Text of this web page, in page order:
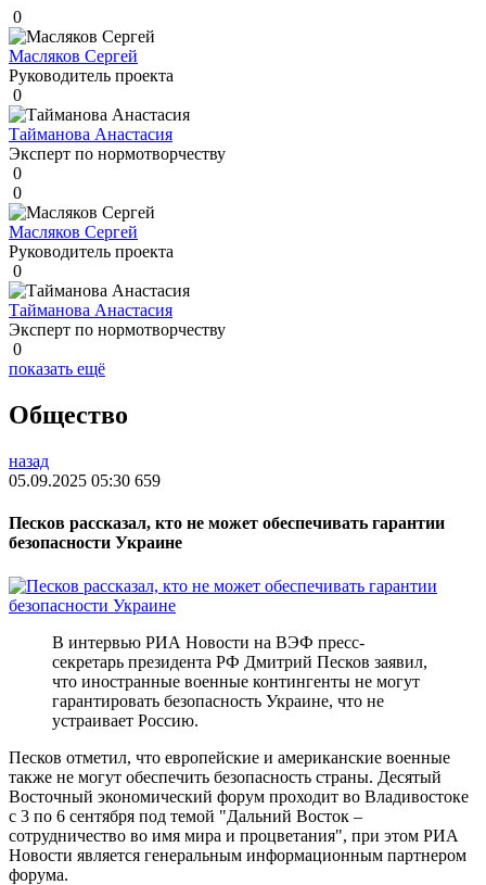
0
Масляков Сергей
Руководитель проекта
0
Тайманова Анастасия
Эксперт по нормотворчеству
0
0
Масляков Сергей
Руководитель проекта
0
Тайманова Анастасия
Эксперт по нормотворчеству
0
показать ещё
Общество
назад
05.09.2025 05:30 659
Песков рассказал, кто не может обеспечивать гарантии
безопасности Украине
В интервью РИА Новости на ВЭФ пресс-
секретарь президента РФ Дмитрий Песков заявил,
что иностранные военные контингенты не могут
гарантировать безопасность Украине, что не
устраивает Россию.
Песков отметил, что европейские и американские военные
также не могут обеспечить безопасность страны. Десятый
Восточный экономический форум проходит во Владивостоке
с 3 по 6 сентября под темой "Дальний Восток –
сотрудничество во имя мира и процветания", при этом РИА
Новости является генеральным информационным партнером
форума.